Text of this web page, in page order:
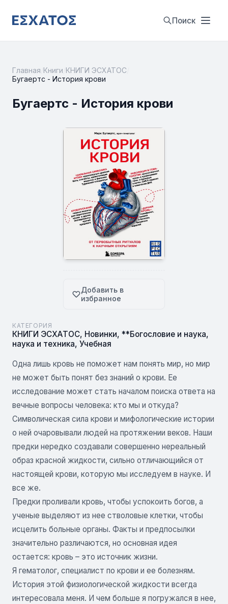
Поиск
Главная Книги КНИГИ ЭСХАТОС
Бугаертс - История крови
Бугаертс - История крови
Добавить в
избранное
КАТЕГОРИЯ
КНИГИ ЭСХАТОС, Новинки, **Богословие и наука,
наука и техника, Учебная
Одна лишь кровь не поможет нам понять мир, но мир
не может быть понят без знаний о крови. Ее
исследование может стать началом поиска ответа на
вечные вопросы человека: кто мы и откуда?
Символическая сила крови и мифологические истории
о ней очаровывали людей на протяжении веков. Наши
предки нередко создавали совершенно нереальный
образ красной жидкости, сильно отличающийся от
настоящей крови, которую мы исследуем в науке. И
все же.
Предки проливали кровь, чтобы успокоить богов, а
ученые выделяют из нее стволовые клетки, чтобы
исцелить больные органы. Факты и предпосылки
значительно различаются, но основная идея
остается: кровь – это источник жизни.
Я гематолог, специалист по крови и ее болезням.
История этой физиологической жидкости всегда
интересовала меня. И чем больше я погружался в нее,